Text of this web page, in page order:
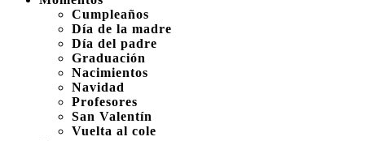
Cumpleaños
Día de la madre
Día del padre
Graduación
Nacimientos
Navidad
Profesores
San Valentín
Vuelta al cole